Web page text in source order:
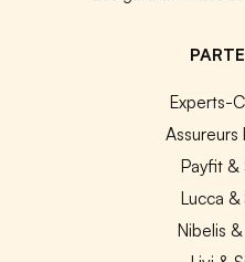
Experts-
Assureurs
Payfit &
Lucca &
Nibelis